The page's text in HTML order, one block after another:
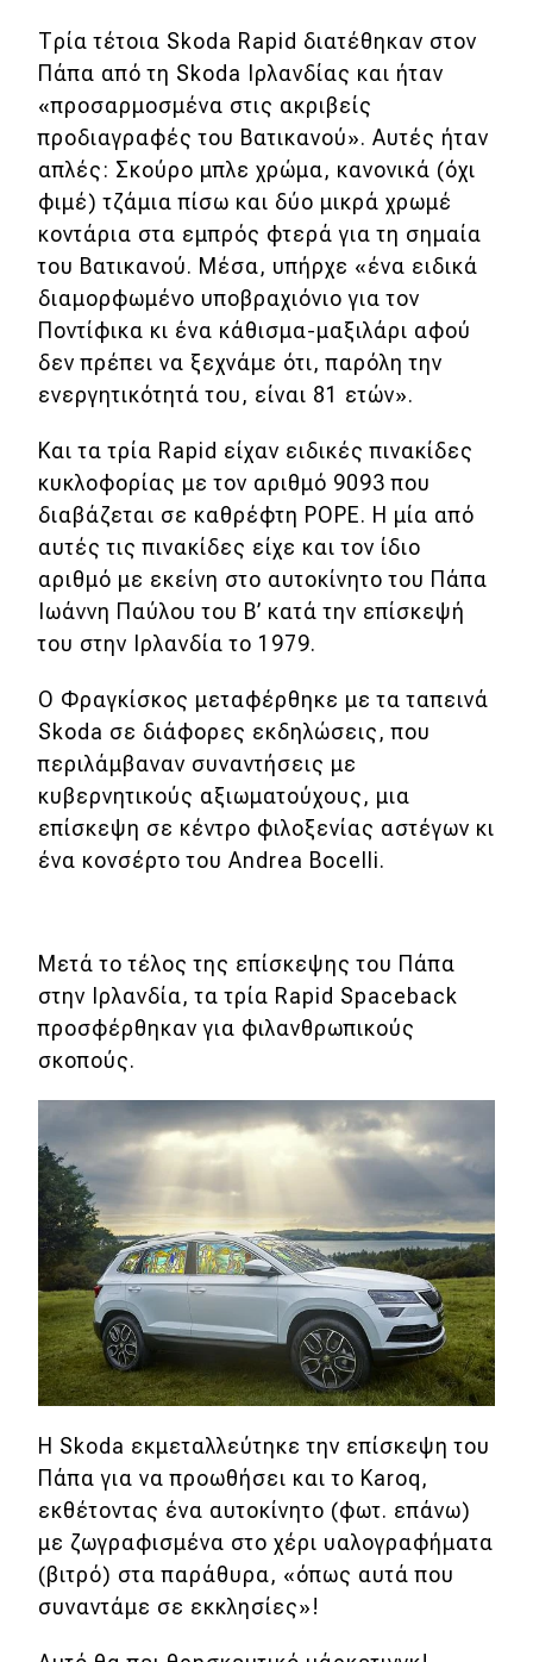
Αγορά
Απόψεις
Test Drive
Δοκιμή
Αποστολή
Συγκρίνουμε
Formula 1
WRC
Motorsport
Eco
Νέα
Τεχνολογία
Mobility
Σταθμοί φόρτισης
Νέα
Παρουσιάσεις
DRIVE Away
MOTO
Μεταχειρισμένο
Οδηγός αγοράς
Συμβουλές
Χρηστικά
Συμβουλές
ΚΤΕΟ
Οδική βοήθεια
Τρία τέτοια Skoda Rapid διατέθηκαν στον
Πάπα από τη Skoda Ιρλανδίας και ήταν
«προσαρμοσμένα στις ακριβείς
προδιαγραφές του Βατικανού». Αυτές ήταν
απλές: Σκούρο μπλε χρώμα, κανονικά (όχι
φιμέ) τζάμια πίσω και δύο μικρά χρωμέ
κοντάρια στα εμπρός φτερά για τη σημαία
του Βατικανού. Μέσα, υπήρχε «ένα ειδικά
διαμορφωμένο υποβραχιόνιο για τον
Ποντίφικα κι ένα κάθισμα-μαξιλάρι αφού
δεν πρέπει να ξεχνάμε ότι, παρόλη την
ενεργητικότητά του, είναι 81 ετών».
Και τα τρία Rapid είχαν ειδικές πινακίδες
κυκλοφορίας με τον αριθμό 9093 που
διαβάζεται σε καθρέφτη POPE. Η μία από
αυτές τις πινακίδες είχε και τον ίδιο
αριθμό με εκείνη στο αυτοκίνητο του Πάπα
Ιωάννη Παύλου του Β’ κατά την επίσκεψή
του στην Ιρλανδία το 1979.
Ο Φραγκίσκος μεταφέρθηκε με τα ταπεινά
Skoda σε διάφορες εκδηλώσεις, που
περιλάμβαναν συναντήσεις με
κυβερνητικούς αξιωματούχους, μια
επίσκεψη σε κέντρο φιλοξενίας αστέγων κι
ένα κονσέρτο του Andrea Bocelli.
Μετά το τέλος της επίσκεψης του Πάπα
στην Ιρλανδία, τα τρία Rapid Spaceback
προσφέρθηκαν για φιλανθρωπικούς
σκοπούς.
Η Skoda εκμεταλλεύτηκε την επίσκεψη του
Πάπα για να προωθήσει και το Karoq,
εκθέτοντας ένα αυτοκίνητο (φωτ. επάνω)
με ζωγραφισμένα στο χέρι υαλογραφήματα
(βιτρό) στα παράθυρα, «όπως αυτά που
συναντάμε σε εκκλησίες»!